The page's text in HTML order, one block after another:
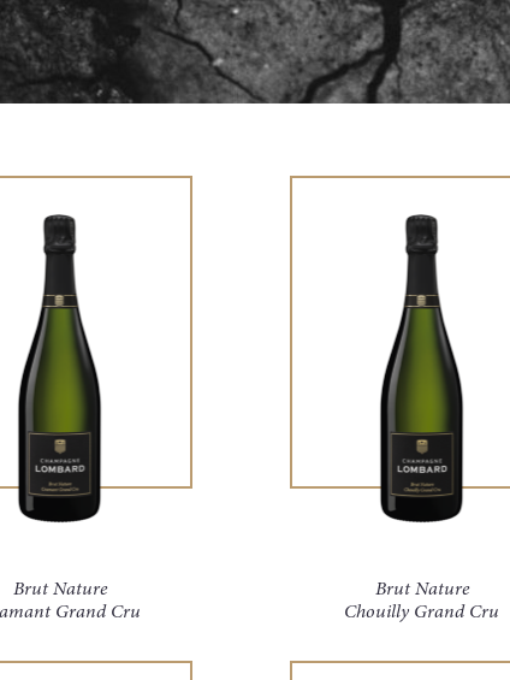
Brut Nature
Grand Cru
Brut Nature
Chouilly Grand Cru
X
Durch das Absenden dieses Formulars akzeptiere ich die
Datenschutzbestimmungen